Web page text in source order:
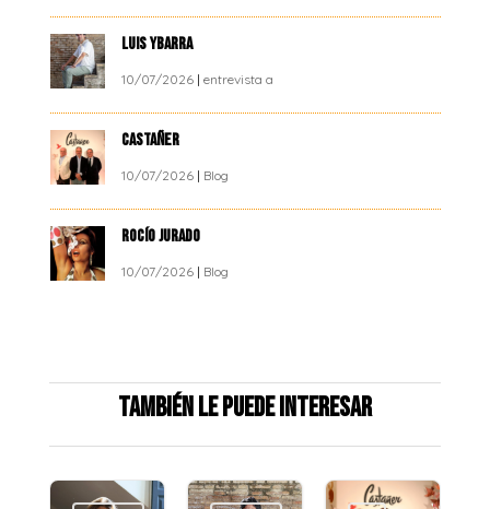
LUIS YBARRA
10/07/2026| entrevista a
CASTAÑER
10/07/2026| Blog
ROCÍO JURADO
10/07/2026| Blog
También le puede interesar